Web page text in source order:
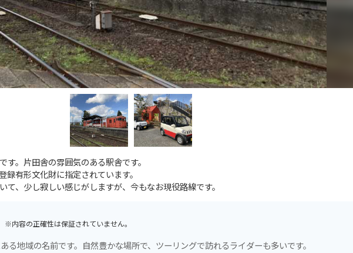
。片田舎の雰囲気のある駅舎です。
有形文化財に指定されています。
て、少し寂しい感じがしますが、今もなお現役路線です。
※内容の正確性は保証されていません。
る地域の名前です。自然豊かな場所で、ツーリングで訪れるライダーも多いです。